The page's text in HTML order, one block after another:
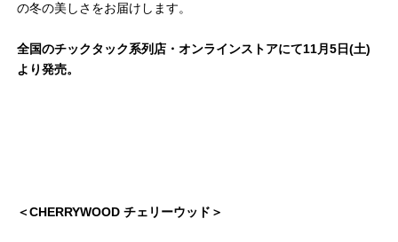
の冬の美しさをお届けします。
全国のチックタック系列店・オンラインストアにて11月5日(土)
より発売。
＜CHERRYWOOD チェリーウッド＞